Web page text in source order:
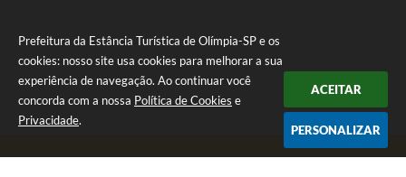
Prefeitura da Estância Turística de Olímpia-SP e os
cookies: nosso site usa cookies para melhorar a sua
experiência de navegação. Ao continuar você
concorda com a nossa Política de Cookies e
Privacidade.
ACEITAR
PERSONALIZAR